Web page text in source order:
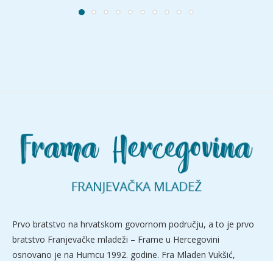
Prvo bratstvo na hrvatskom govornom području, a to je prvo
bratstvo Franjevačke mladeži – Frame u Hercegovini
osnovano je na Humcu 1992. godine. Fra Mladen Vukšić,